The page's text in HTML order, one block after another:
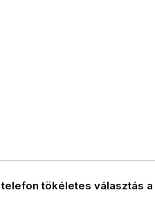
tökéletes választás a